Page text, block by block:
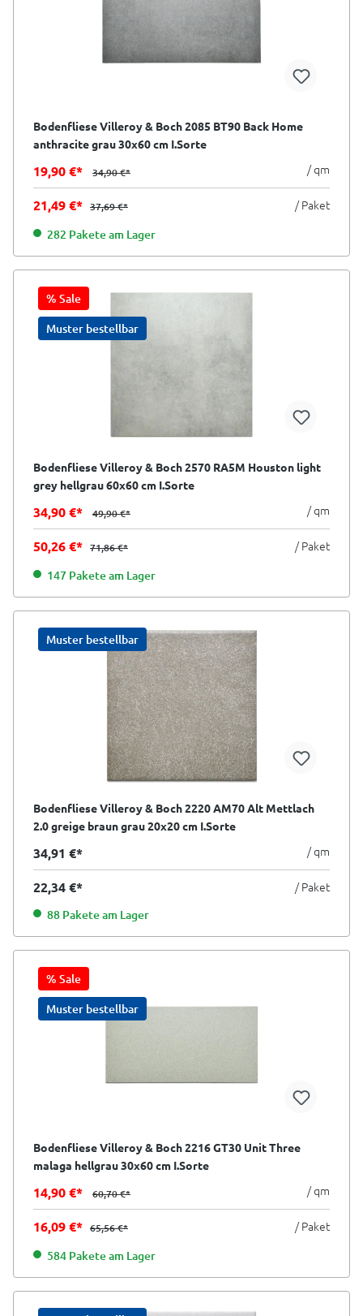
Bodenfliese Villeroy & Boch 2085 BT90 Back Home
anthracite grau 30x60 cm I.Sorte
19,90 €* 34,90 €* / qm
21,49 €* 37,69 €* / Paket
282 Pakete am Lager
% Sale
Muster bestellbar
Bodenfliese Villeroy & Boch 2570 RA5M Houston light
grey hellgrau 60x60 cm I.Sorte
34,90 €* 49,90 €* / qm
50,26 €* 71,86 €* / Paket
147 Pakete am Lager
Muster bestellbar
Bodenfliese Villeroy & Boch 2220 AM70 Alt Mettlach
2.0 greige braun grau 20x20 cm I.Sorte
34,91 €* / qm
22,34 €* / Paket
88 Pakete am Lager
% Sale
Muster bestellbar
Bodenfliese Villeroy & Boch 2216 GT30 Unit Three
malaga hellgrau 30x60 cm I.Sorte
14,90 €* 60,70 €* / qm
16,09 €* 65,56 €* / Paket
584 Pakete am Lager